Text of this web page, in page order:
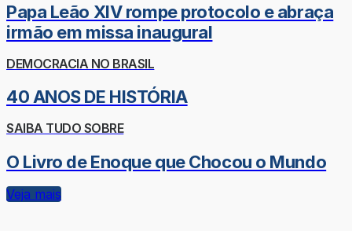
Papa Leão XIV rompe protocolo e abraça
irmão em missa inaugural
DEMOCRACIA NO BRASIL
40 ANOS DE HISTÓRIA
SAIBA TUDO SOBRE
O Livro de Enoque que Chocou o Mundo
Veja mais